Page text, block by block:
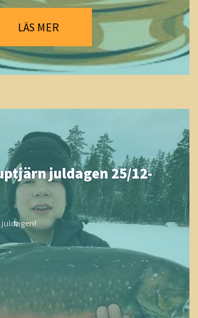
LÄS MER
juldagen!
juldagen 25/12-